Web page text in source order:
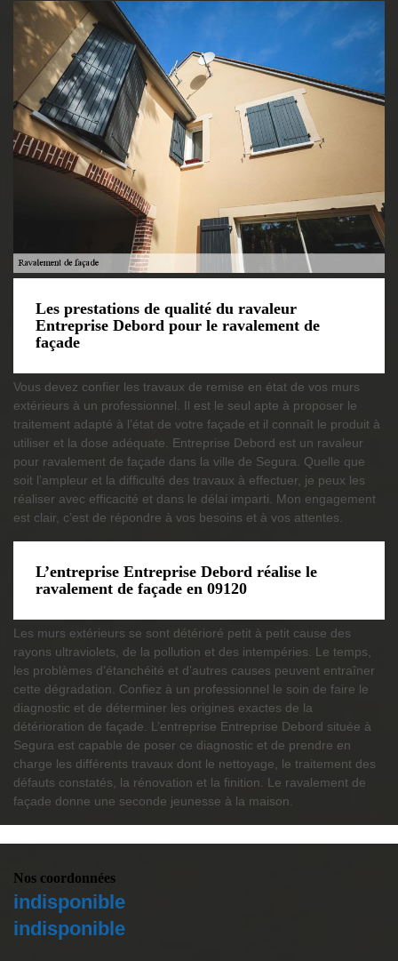
Les prestations de qualité du ravaleur
Entreprise Debord pour le ravalement de
façade
Vous devez confier les travaux de remise en état de vos murs
extérieurs à un professionnel. Il est le seul apte à proposer le
traitement adapté à l’état de votre façade et il connaît le produit à
utiliser et la dose adéquate. Entreprise Debord est un ravaleur
pour ravalement de façade dans la ville de Segura. Quelle que
soit l’ampleur et la difficulté des travaux à effectuer, je peux les
réaliser avec efficacité et dans le délai imparti. Mon engagement
est clair, c’est de répondre à vos besoins et à vos attentes.
L’entreprise Entreprise Debord réalise le
ravalement de façade en 09120
Les murs extérieurs se sont détérioré petit à petit cause des
rayons ultraviolets, de la pollution et des intempéries. Le temps,
les problèmes d’étanchéité et d’autres causes peuvent entraîner
cette dégradation. Confiez à un professionnel le soin de faire le
diagnostic et de déterminer les origines exactes de la
détérioration de façade. L’entreprise Entreprise Debord située à
Segura est capable de poser ce diagnostic et de prendre en
charge les différents travaux dont le nettoyage, le traitement des
défauts constatés, la rénovation et la finition. Le ravalement de
façade donne une seconde jeunesse à la maison.
Nos coordonnées
indisponible
indisponible